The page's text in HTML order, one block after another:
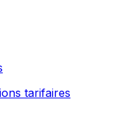
tarifaires